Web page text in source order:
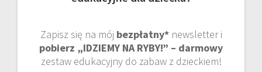
Zapisz się na mój bezpłatny*newsletter i
pobierz „IDZIEMY NA RYBY!” – darmowy
zestaw edukacyjny do zabaw z dzieckiem!